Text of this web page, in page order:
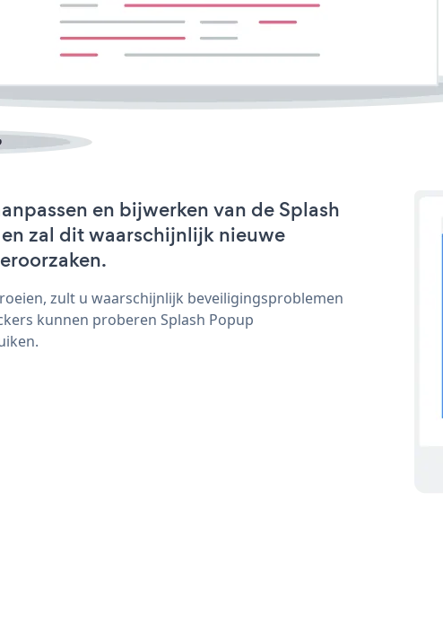
en bijwerken van de Splash
zal dit waarschijnlijk nieuwe
zult u waarschijnlijk beveiligingsproblemen
kunnen proberen Splash Popup